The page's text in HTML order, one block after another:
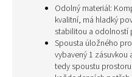
Odolný materiál:
kvalitní, má hladký
stabilitou a odolností
Spousta úložného
vybavený 1 zásuvkou
tedy spoustu